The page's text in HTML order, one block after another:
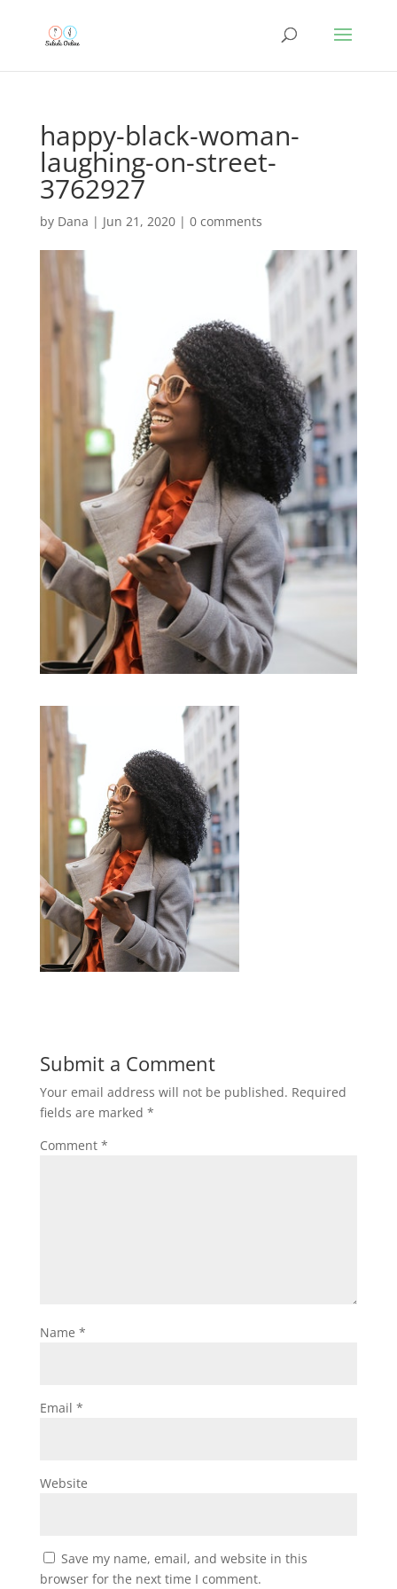
happy-black-woman-
laughing-on-street-
3762927
by Dana | Jun 21, 2020| 0 comments
Submit a Comment
Your email address will not be published. Required
fields are marked *
Comment *
Name *
Email *
Website
Save my name, email, and website in this
browser for the next time I comment.